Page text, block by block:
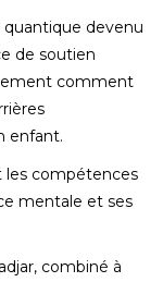
quantique devenu
de soutien
comment
enfant.
les compétences
mentale et ses
combiné à